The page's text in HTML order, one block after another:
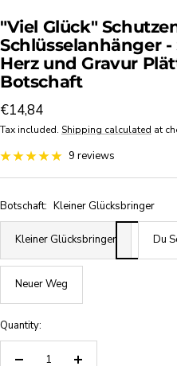
"Viel Glück"
Schlüsselanhänger
Herz und Gravur
Botschaft
Sale
price
€14,84
Tax included. Shipping calculated at
9 reviews
Botschaft: Kleiner Glücksbringer
Kleiner Glücksbringer Du
Neuer Weg
Quantity: